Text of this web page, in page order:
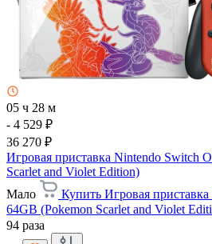
05 ч 28 м
- 4 529 ₽
36 270 ₽
Игровая приставка Nintendo Switch
Scarlet and Violet Edition)
Мало
Купить Игровая
64GB (Pokemon Scarlet and Violet
94 раза